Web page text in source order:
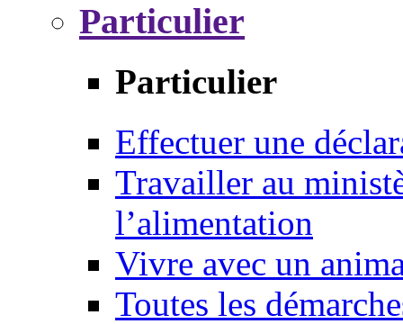
Particulier
Particulier
Effectuer une
Travailler au
l’alimentation
Vivre avec un
Toutes les